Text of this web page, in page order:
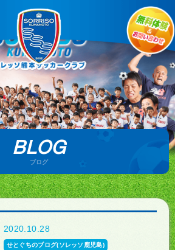
BLOG
ブログ
2020.10.28
せとぐちのブログ(ソレッソ鹿児島)